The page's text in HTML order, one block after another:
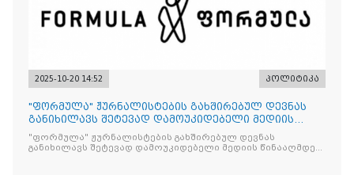
2025-10-20 14:52 პოლიტიკა
"ფორმულა" ჟურნალისტების გახშირებულ დევნას
განიხილავს შეტევად დამოუკიდებელი მედიის
წინააღმდ
"ფორმულა" ჟურნალისტების გახშირებულ დევნას
განიხილავს შეტევად დამოუკიდებელი მედიის წინააღმდეგ,